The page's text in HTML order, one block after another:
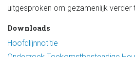
uitgesproken om gezamenlijk verder
Downloads
Hoofdlijnnotitie